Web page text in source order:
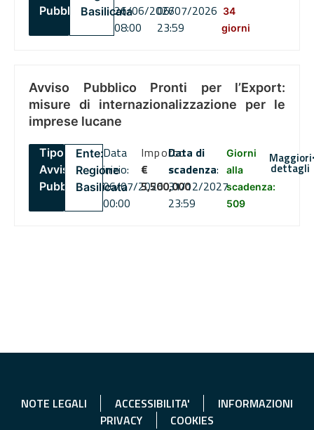
PubblicoBasilicata26/06/2026
08:00
06/07/2026
23:59
34
giorni
Avviso Pubblico Pronti per l’Export:
misure di internazionalizzazione per le
imprese lucane
Tipo:
Avviso
Pubblico
Ente:
Regione
Basilicata
Data
inizio:
06/07/2026
00:00
Importo
€
5,500,000
Data di
scadenza:
31/12/2027
23:59
Giorni
alla
scadenza:
509
Maggiori
dettagli
NOTE LEGALI ACCESSIBILITA'
INFORMAZIONI
PRIVACY
COOKIES